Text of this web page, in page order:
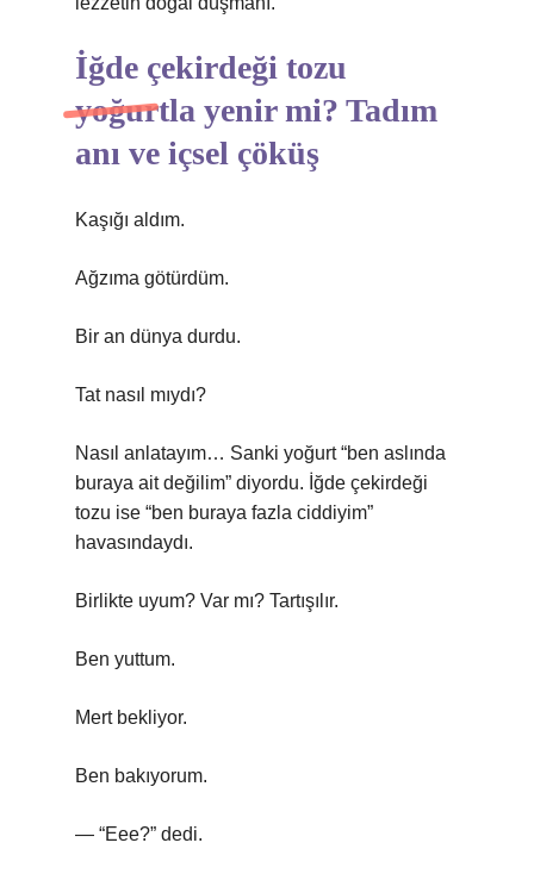
İğde çekirdeği tozu
yoğurtla yenir mi? Tadım
anı ve içsel çöküş
Kaşığı aldım.
Ağzıma götürdüm.
Bir an dünya durdu.
Tat nasıl mıydı?
Nasıl anlatayım… Sanki yoğurt “ben aslında
buraya ait değilim” diyordu. İğde çekirdeği
tozu ise “ben buraya fazla ciddiyim”
havasındaydı.
Birlikte uyum? Var mı? Tartışılır.
Ben yuttum.
Mert bekliyor.
Ben bakıyorum.
— “Eee?” dedi.